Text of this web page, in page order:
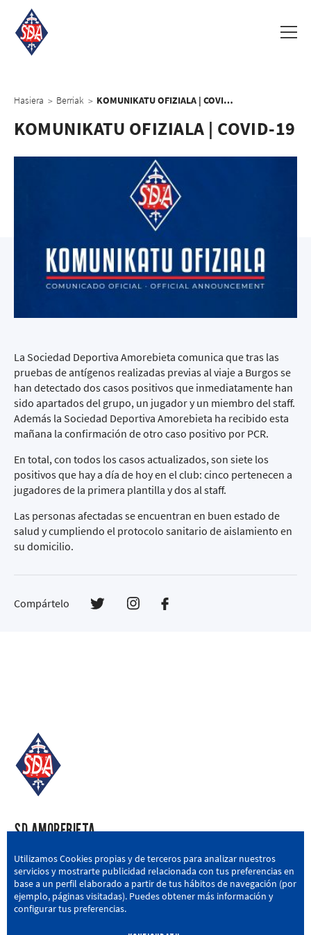
Hasiera > Berriak > KOMUNIKATU OFIZIALA | COVID-19
KOMUNIKATU OFIZIALA | COVID-19
La Sociedad Deportiva Amorebieta comunica que tras las
pruebas de antígenos realizadas previas al viaje a Burgos se
han detectado dos casos positivos que inmediatamente han
sido apartados del grupo, un jugador y un miembro del staff.
Además la Sociedad Deportiva Amorebieta ha recibido esta
mañana la confirmación de otro caso positivo por PCR.
En total, con todos los casos actualizados, son siete los
positivos que hay a día de hoy en el club: cinco pertenecen a
jugadores de la primera plantilla y dos al staff.
Las personas afectadas se encuentran en buen estado de
salud y cumpliendo el protocolo sanitario de aislamiento en
su domicilio.
Compártelo
SD AMOREBIETA
San Miguel Kalea, 16, 48340 Amorebieta, Bizkaia
946 604 751 | sda@sdamorebieta.eus
Utilizamos Cookies propias y de terceros para analizar nuestros
servicios y mostrarte publicidad relacionada con tus preferencias en
base a un perfil elaborado a partir de tus hábitos de navegación (por
ejemplo, páginas visitadas). Puedes obtener más información y
configurar tus preferencias.